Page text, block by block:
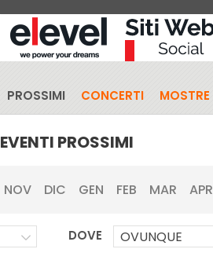
PROSSIMI CONCERTI MOSTRE
EVENTI PROSSIMI
NOV DIC GEN FEB MAR APR
DOVE OVUNQUE